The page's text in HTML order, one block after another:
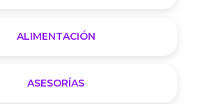
ALIMENTACIÓN
ASESORÍAS